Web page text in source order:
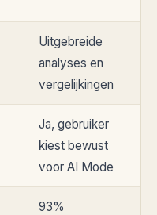
Uitgebreide
analyses en
vergelijkingen
Ja, gebruiker
kiest bewust
voor AI Mode
93%